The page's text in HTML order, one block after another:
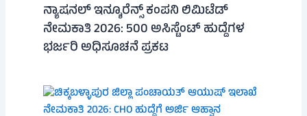
ನ್ಯಾಷನಲ್ ಇನ್ಶೂರೆನ್ಸ್ ಕಂಪನಿ ಲಿಮಿಟೆಡ್
ನೇಮಕಾತಿ 2026: 500 ಅಸಿಸ್ಟೆಂಟ್ ಹುದ್ದೆಗಳ
ಭರ್ಜರಿ ಅಧಿಸೂಚನೆ ಪ್ರಕಟ